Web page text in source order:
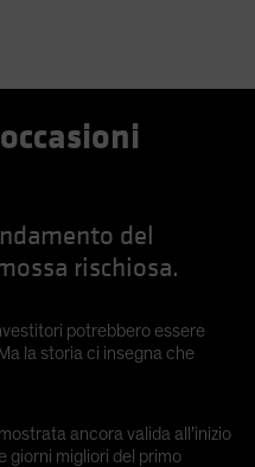
del
rischiosa.
potrebbero essere
la storia ci insegna che
ancora valida all’inizio
giorni migliori del primo